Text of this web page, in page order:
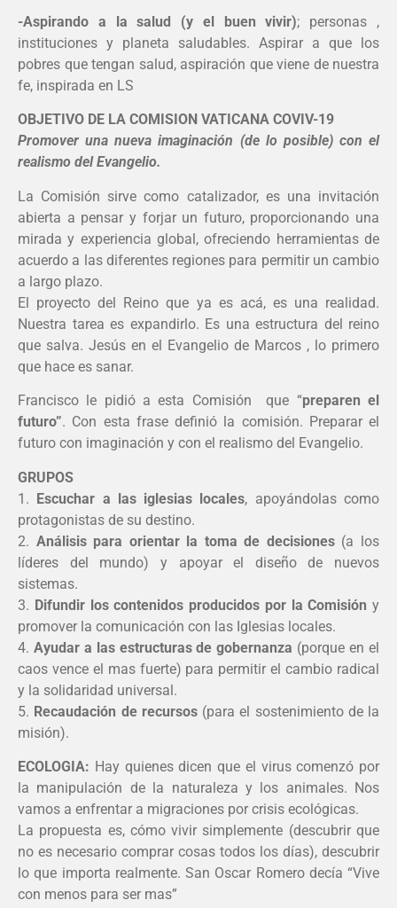
-Aspirando a la salud (y el buen vivir); personas ,
instituciones y planeta saludables. Aspirar a que los
pobres que tengan salud, aspiración que viene de nuestra
fe, inspirada en LS
OBJETIVO DE LA COMISION VATICANA COVIV-19
Promover una nueva imaginación (de lo posible) con el
realismo del Evangelio.
La Comisión sirve como catalizador, es una invitación
abierta a pensar y forjar un futuro, proporcionando una
mirada y experiencia global, ofreciendo herramientas de
acuerdo a las diferentes regiones para permitir un cambio
a largo plazo.
El proyecto del Reino que ya es acá, es una realidad.
Nuestra tarea es expandirlo. Es una estructura del reino
que salva. Jesús en el Evangelio de Marcos , lo primero
que hace es sanar.
Francisco le pidió a esta Comisión que “preparen el
futuro”. Con esta frase definió la comisión. Preparar el
futuro con imaginación y con el realismo del Evangelio.
GRUPOS
1. Escuchar a las iglesias locales, apoyándolas como
protagonistas de su destino.
2. Análisis para orientar la toma de decisiones(a los
líderes del mundo) y apoyar el diseño de nuevos
sistemas.
3. Difundir los contenidos producidos por la Comisión y
promover la comunicación con las Iglesias locales.
4. Ayudar a las estructuras de gobernanza (porque en el
caos vence el mas fuerte) para permitir el cambio radical
y la solidaridad universal.
5. Recaudación de recursos(para el sostenimiento de la
misión).
ECOLOGIA: Hay quienes dicen que el virus comenzó por
la manipulación de la naturaleza y los animales. Nos
vamos a enfrentar a migraciones por crisis ecológicas.
La propuesta es, cómo vivir simplemente (descubrir que
no es necesario comprar cosas todos los días), descubrir
lo que importa realmente. San Oscar Romero decía “Vive
con menos para ser mas”